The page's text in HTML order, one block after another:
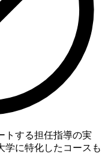
トする担任指導の実
学に特化したコースも